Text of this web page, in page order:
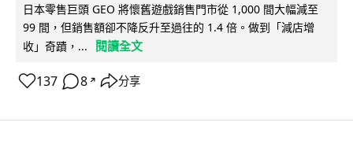
日本零售巨頭 GEO 將懷舊遊戲銷售門市從 1,000 間大幅減至
99 間，但銷售額卻不降反升至過往的 1.4 倍。做到「減店增
收」奇蹟，...
閱讀全文
137 8 ↗ 分享